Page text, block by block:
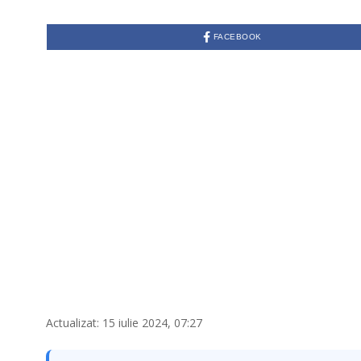
FACEBOOK
Actualizat: 15 iulie 2024, 07:27